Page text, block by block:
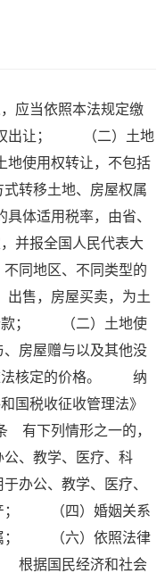
应当依照本法规定缴
出让； （二）土地
使用权转让，不包括
转移土地、房屋权属
适用税率，由省、
并报全国人民代表大
同地区、不同类型的
售，房屋买卖，为土
价款； （二）土地使
房屋赠与以及其他没
依法核定的价格。 纳
国税收征收管理法》
下列情形之一的，
、教学、医疗、科
办公、教学、医疗、
产； （四）婚姻关系
属； （六）依照法律
根据国民经济和社会